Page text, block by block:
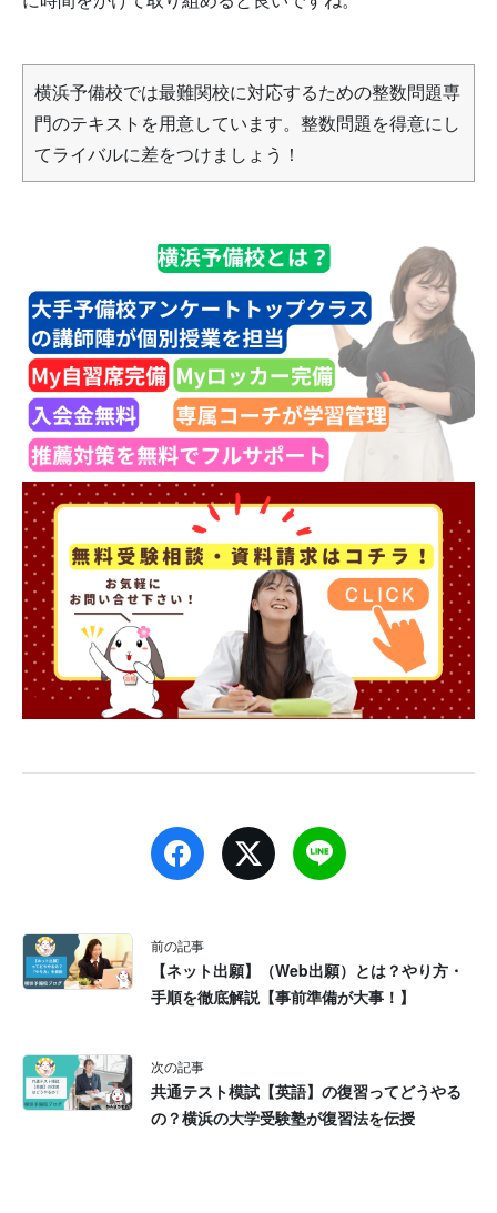
横浜予備校では最難関校に対応するための整数問題専
門のテキストを用意しています。整数問題を得意にし
てライバルに差をつけましょう！
前の記事
【ネット出願】（Web出願）とは？やり方・
手順を徹底解説【事前準備が大事！】
次の記事
共通テスト模試【英語】の復習ってどうやる
の？横浜の大学受験塾が復習法を伝授